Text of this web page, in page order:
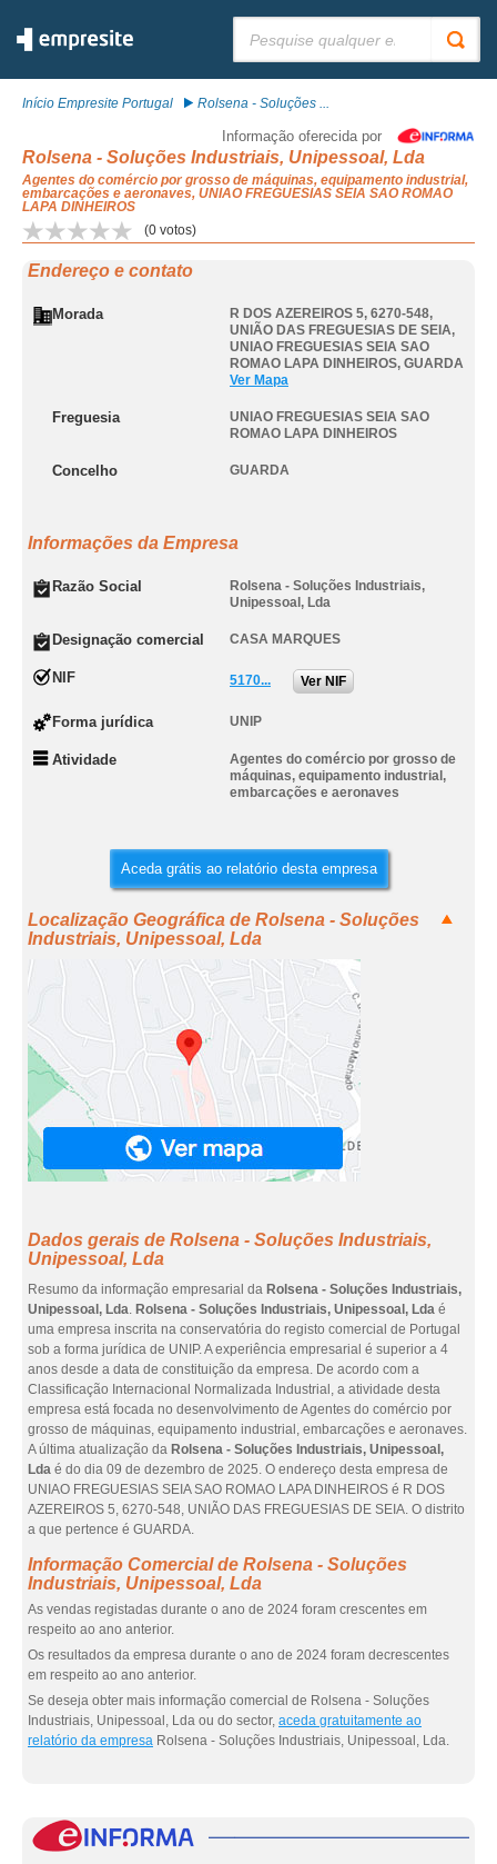
Início Empresite Portugal Rolsena - Soluções ...
Informação oferecida por
Rolsena - Soluções Industriais, Unipessoal, Lda
Agentes do comércio por grosso de máquinas, equipamento industrial,
embarcações e aeronaves, UNIAO FREGUESIAS SEIA SAO ROMAO
LAPA DINHEIROS
(0 votos)
Endereço e contato
Morada
R DOS AZEREIROS 5, 6270-548,
UNIÃO DAS FREGUESIAS DE SEIA,
UNIAO FREGUESIAS SEIA SAO
ROMAO LAPA DINHEIROS, GUARDA
Ver Mapa
Freguesia
UNIAO FREGUESIAS SEIA SAO
ROMAO LAPA DINHEIROS
Concelho GUARDA
Informações da Empresa
Razão Social
Rolsena - Soluções Industriais,
Unipessoal, Lda
Designação comercial CASA MARQUES
NIF 5170... Ver NIF
Forma jurídica UNIP
Atividade
Agentes do comércio por grosso de
máquinas, equipamento industrial,
embarcações e aeronaves
Aceda grátis ao relatório desta empresa
Localização Geográfica de Rolsena - Soluções
Industriais, Unipessoal, Lda
Dados gerais de Rolsena - Soluções Industriais,
Unipessoal, Lda
Resumo da informação empresarial da Rolsena - Soluções Industriais,
Unipessoal, Lda. Rolsena - Soluções Industriais, Unipessoal, Lda é
uma empresa inscrita na conservatória do registo comercial de Portugal
sob a forma jurídica de UNIP. A experiência empresarial é superior a 4
anos desde a data de constituição da empresa. De acordo com a
Classificação Internacional Normalizada Industrial, a atividade desta
empresa está focada no desenvolvimento de Agentes do comércio por
grosso de máquinas, equipamento industrial, embarcações e aeronaves.
A última atualização da Rolsena - Soluções Industriais, Unipessoal,
Lda é do dia 09 de dezembro de 2025. O endereço desta empresa de
UNIAO FREGUESIAS SEIA SAO ROMAO LAPA DINHEIROS é R DOS
AZEREIROS 5, 6270-548, UNIÃO DAS FREGUESIAS DE SEIA. O distrito
a que pertence é GUARDA.
Informação Comercial de Rolsena - Soluções
Industriais, Unipessoal, Lda
As vendas registadas durante o ano de 2024 foram crescentes em
respeito ao ano anterior.
Os resultados da empresa durante o ano de 2024 foram decrescentes
em respeito ao ano anterior.
Se deseja obter mais informação comercial de Rolsena - Soluções
Industriais, Unipessoal, Lda ou do sector, aceda gratuitamente ao
relatório da empresa Rolsena - Soluções Industriais, Unipessoal, Lda.